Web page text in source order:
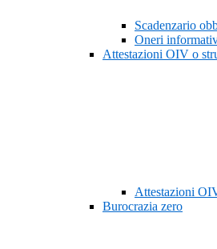
Scadenzario
Oneri
Attestazioni OIV o
Attestazioni
Burocrazia zero